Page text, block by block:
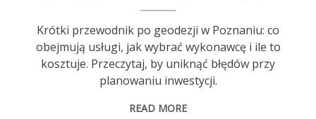
Krótki przewodnik po geodezji w Poznaniu: co
obejmują usługi, jak wybrać wykonawcę i ile to
kosztuje. Przeczytaj, by uniknąć błędów przy
planowaniu inwestycji.
READ MORE